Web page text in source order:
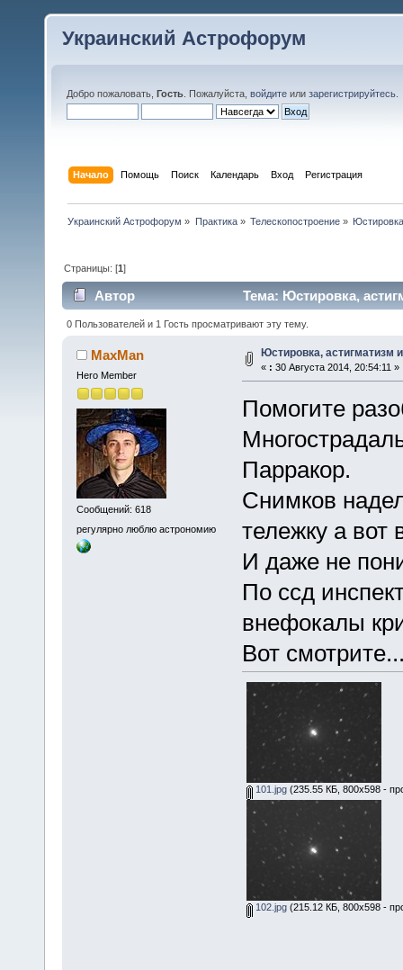
Украинский Астрофорум
Добро пожаловать, Гость . Пожалуйста, войдите или зарегистрируйтесь
Начало Помощь Поиск Календарь Вход Регистрация
Украинский Астрофорум » Практика» Телескопостроение»
Страницы: [1]
Автор Тема: Юстировка,
0 Пользователей и 1 Гость просматривают эту тему.
MaxMan
Hero Member
Сообщений: 618
регулярно люблю астрономию
Юстировка, астигматизм
« : 30 Августа 2014, 20:54:11 »
Помогите
Парракор.
Снимков
тележку а вот
И даже не
По ссд
внефокалы
Вот
101.jpg(235.55 КБ, 800x598 -
102.jpg(215.12 КБ, 800x598 -